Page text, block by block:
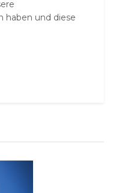
haben und diese